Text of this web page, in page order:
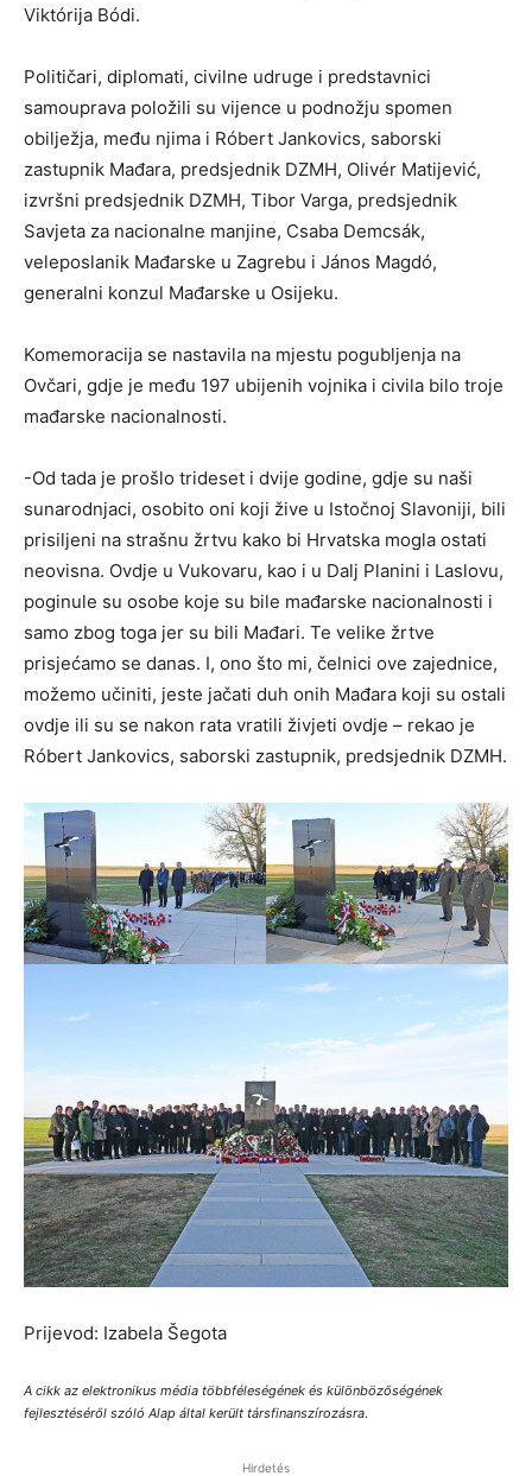
Viktórija Bódi.
Političari, diplomati, civilne udruge i predstavnici
samouprava položili su vijence u podnožju spomen
obilježja, među njima i Róbert Jankovics, saborski
zastupnik Mađara, predsjednik DZMH, Olivér Matijević,
izvršni predsjednik DZMH, Tibor Varga, predsjednik
Savjeta za nacionalne manjine, Csaba Demcsák,
veleposlanik Mađarske u Zagrebu i János Magdó,
generalni konzul Mađarske u Osijeku.
Komemoracija se nastavila na mjestu pogubljenja na
Ovčari, gdje je među 197 ubijenih vojnika i civila bilo troje
mađarske nacionalnosti.
-Od tada je prošlo trideset i dvije godine, gdje su naši
sunarodnjaci, osobito oni koji žive u Istočnoj Slavoniji, bili
prisiljeni na strašnu žrtvu kako bi Hrvatska mogla ostati
neovisna. Ovdje u Vukovaru, kao i u Dalj Planini i Laslovu,
poginule su osobe koje su bile mađarske nacionalnosti i
samo zbog toga jer su bili Mađari. Te velike žrtve
prisjećamo se danas. I, ono što mi, čelnici ove zajednice,
možemo učiniti, jeste jačati duh onih Mađara koji su ostali
ovdje ili su se nakon rata vratili živjeti ovdje – rekao je
Róbert Jankovics, saborski zastupnik, predsjednik DZMH.
Prijevod: Izabela Šegota
A cikk az elektronikus média többféleségének és különbözőségének
fejlesztéséről szóló Alap által került társfinanszírozásra.
Hirdetés